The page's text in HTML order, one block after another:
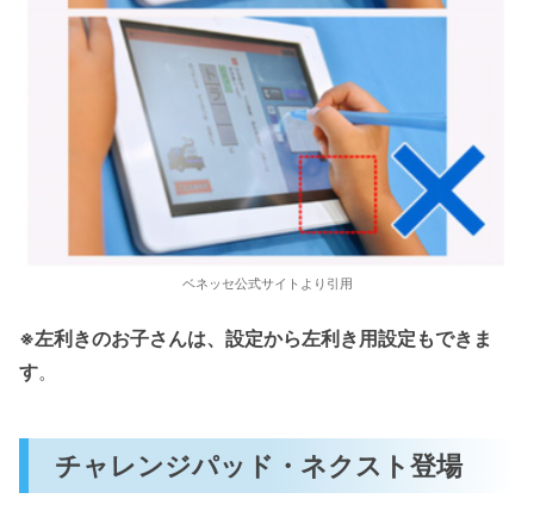
ベネッセ公式サイトより引用
※左利きのお子さんは、設定から左利き用設定もできま
す。
チャレンジパッド・ネクスト登場